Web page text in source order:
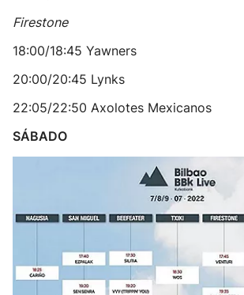
Firestone
18:00/18:45 Yawners
20:00/20:45 Lynks
22:05/22:50 Axolotes Mexicanos
SÁBADO